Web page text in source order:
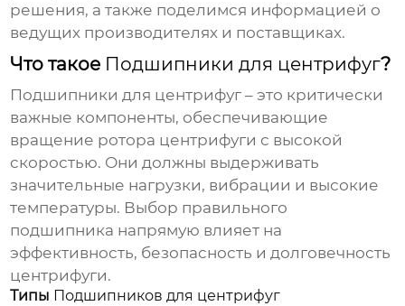
решения, а также поделимся информацией о
ведущих производителях и поставщиках.
Что такое Подшипники для центрифуг?
Подшипники для центрифуг – это критически
важные компоненты, обеспечивающие
вращение ротора центрифуги с высокой
скоростью. Они должны выдерживать
значительные нагрузки, вибрации и высокие
температуры. Выбор правильного
подшипника напрямую влияет на
эффективность, безопасность и долговечность
центрифуги.
Типы Подшипников для центрифуг